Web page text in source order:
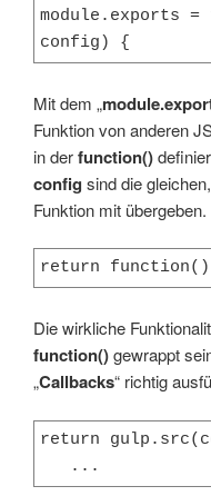
module.exports
config) {
Mit dem „
Funktion von anderen
in derfunction()
config sind die
Funktion mit übergeben.
return
Die wirkliche
function()gewrappt
„Callbacks“ richtig
return
   ...